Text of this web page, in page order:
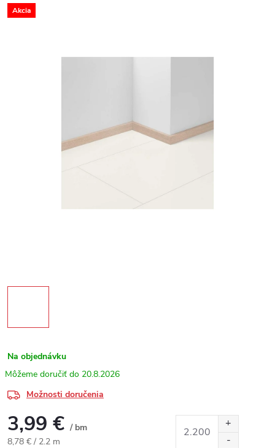
Akcia
Na objednávku
20.8.2026
Možnosti doručenia
3,99 € / bm
Jednotková cena:
8,78 € / 2.2 m